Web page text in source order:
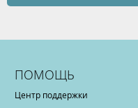
ПОМОЩЬ
Центр поддержки